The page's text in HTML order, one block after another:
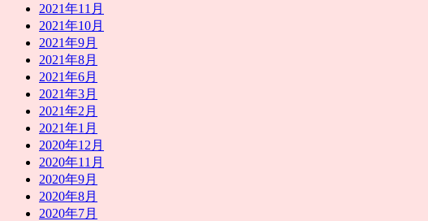
2021年11月
2021年10月
2021年9月
2021年8月
2021年6月
2021年3月
2021年2月
2021年1月
2020年12月
2020年11月
2020年9月
2020年8月
2020年7月